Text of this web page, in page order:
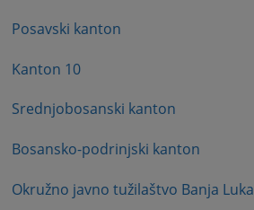
Posavski kanton
Kanton 10
Srednjobosanski kanton
Bosansko-podrinjski kanton
Okružno javno tužilaštvo Banja Luka